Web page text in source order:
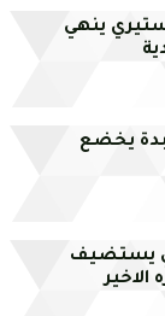
ينهي
يخضع
يستضيف
الاخير